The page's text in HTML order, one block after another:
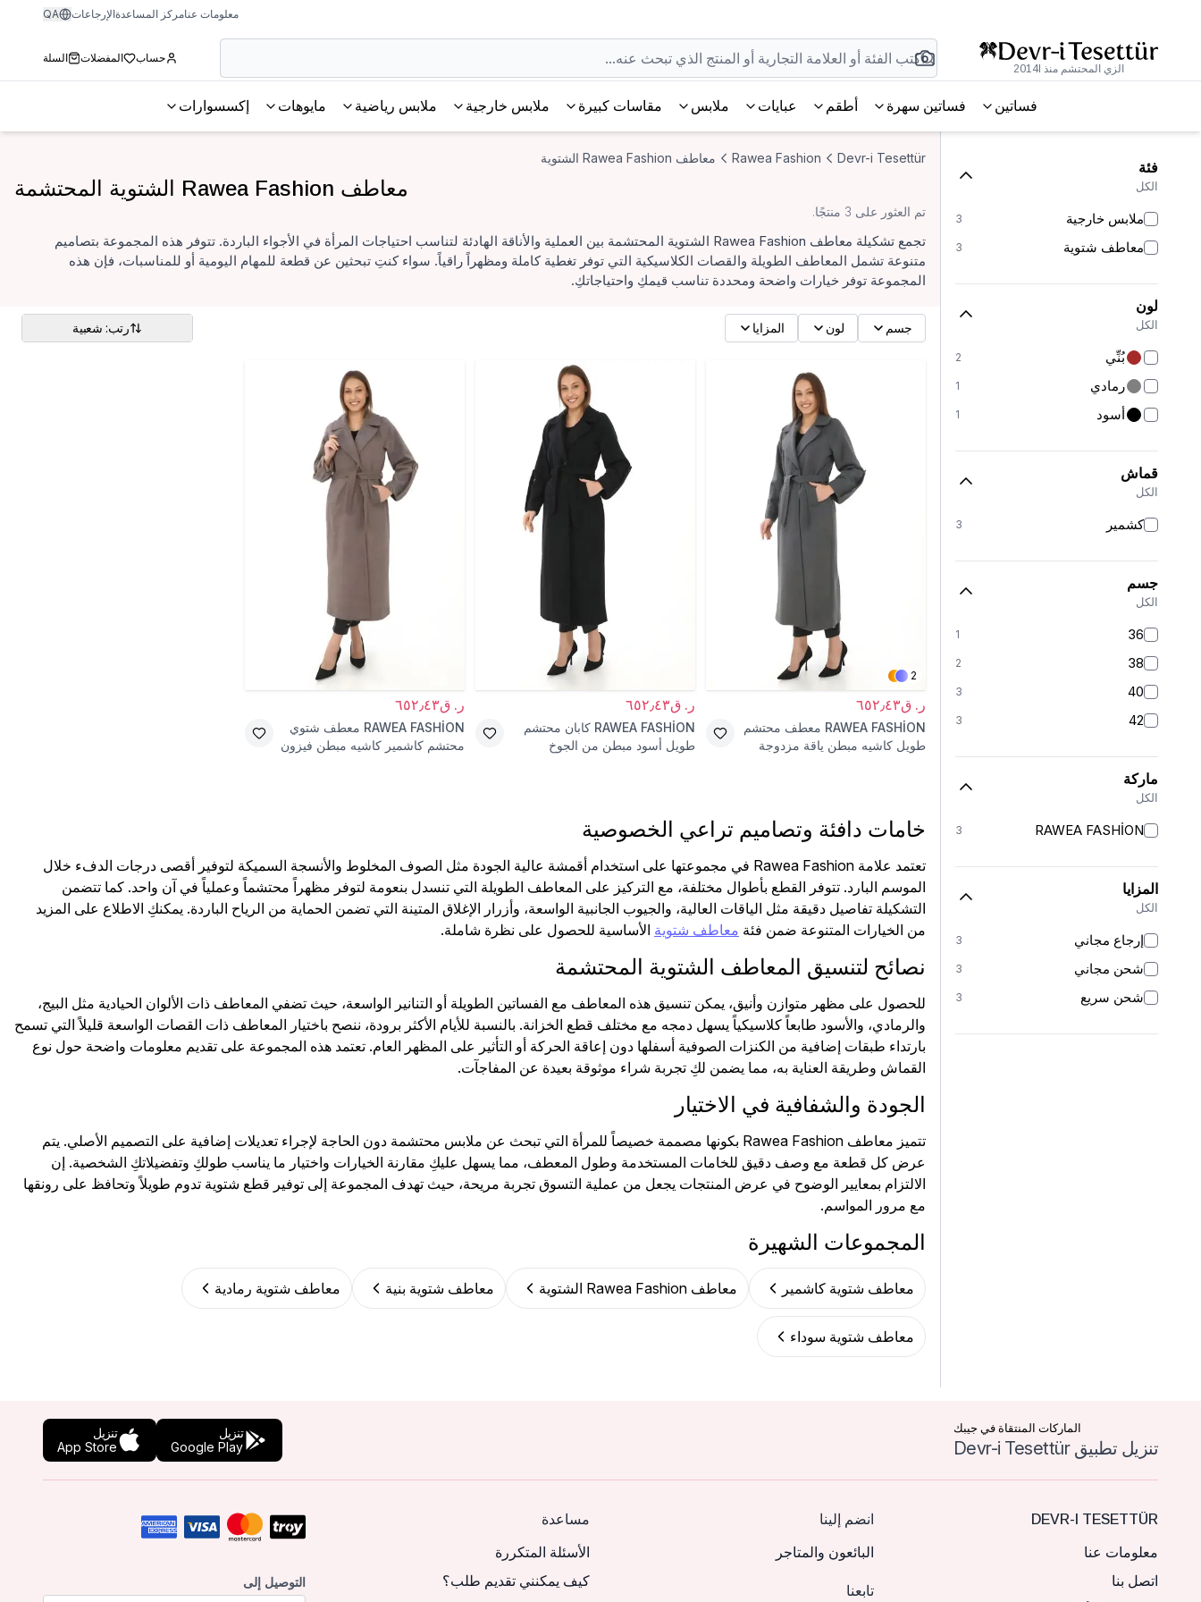
معلومات عنامركز المساعدةالإرجاعات QA
الزي المحتشم منذ 2014l
حساب المفضلات السلة
فساتين فساتين سهرة أطقم عبايات ملابس مقاسات كبيرة ملابس خارجية ملابس رياضية مايوهات إكسسوارات
فئة
الكل
ملابس خارجية 3
معاطف شتوية 3
لون
الكل
بُنِّي 2
رمادي 1
أسود 1
قماش
الكل
كشمير 3
جسم
الكل
36
1
38
2
40
3
42
3
ماركة
الكل
RAWEA FASHİON
3
المزايا
الكل
إرجاع مجاني 3
شحن مجاني 3
شحن سريع 3
Devr-i Tesettür
Rawea Fashion معاطف Rawea Fashion الشتوية
معاطف Rawea Fashion الشتوية المحتشمة
تم العثور على 3 منتجًا.
تجمع تشكيلة معاطف Rawea Fashion الشتوية المحتشمة بين العملية والأناقة الهادئة لتناسب احتياجات المرأة في الأجواء الباردة. تتوفر هذه المجموعة بتصاميم
متنوعة تشمل المعاطف الطويلة والقصات الكلاسيكية التي توفر تغطية كاملة ومظهراً راقياً. سواء كنتِ تبحثين عن قطعة للمهام اليومية أو للمناسبات، فإن هذه
المجموعة توفر خيارات واضحة ومحددة تناسب قيمكِ واحتياجاتكِ.
جسم لون المزايا رتب: شعبية
2
ر. ق٦٥٢٫٤٣
RAWEA FASHİON معطف محتشم
طويل كاشيه مبطن ياقة مزدوجة
ر. ق٦٥٢٫٤٣
RAWEA FASHİON كابان محتشم
طويل أسود مبطن من الجوخ
ر. ق٦٥٢٫٤٣
RAWEA FASHİON معطف شتوي
محتشم كاشمير كاشيه مبطن فيزون
خامات دافئة وتصاميم تراعي الخصوصية
تعتمد علامة Rawea Fashion في مجموعتها على استخدام أقمشة عالية الجودة مثل الصوف المخلوط والأنسجة السميكة لتوفير أقصى درجات الدفء خلال
الموسم البارد. تتوفر القطع بأطوال مختلفة، مع التركيز على المعاطف الطويلة التي تنسدل بنعومة لتوفر مظهراً محتشماً وعملياً في آن واحد. كما تتضمن
التشكيلة تفاصيل دقيقة مثل الياقات العالية، والجيوب الجانبية الواسعة، وأزرار الإغلاق المتينة التي تضمن الحماية من الرياح الباردة. يمكنكِ الاطلاع على المزيد
من الخيارات المتنوعة ضمن فئة معاطف شتوية الأساسية للحصول على نظرة شاملة.
نصائح لتنسيق المعاطف الشتوية المحتشمة
للحصول على مظهر متوازن وأنيق، يمكن تنسيق هذه المعاطف مع الفساتين الطويلة أو التنانير الواسعة، حيث تضفي المعاطف ذات الألوان الحيادية مثل البيج،
والرمادي، والأسود طابعاً كلاسيكياً يسهل دمجه مع مختلف قطع الخزانة. بالنسبة للأيام الأكثر برودة، ننصح باختيار المعاطف ذات القصات الواسعة قليلاً التي تسمح
بارتداء طبقات إضافية من الكنزات الصوفية أسفلها دون إعاقة الحركة أو التأثير على المظهر العام. تعتمد هذه المجموعة على تقديم معلومات واضحة حول نوع
القماش وطريقة العناية به، مما يضمن لكِ تجربة شراء موثوقة بعيدة عن المفاجآت.
الجودة والشفافية في الاختيار
تتميز معاطف Rawea Fashion بكونها مصممة خصيصاً للمرأة التي تبحث عن ملابس محتشمة دون الحاجة لإجراء تعديلات إضافية على التصميم الأصلي. يتم
عرض كل قطعة مع وصف دقيق للخامات المستخدمة وطول المعطف، مما يسهل عليكِ مقارنة الخيارات واختيار ما يناسب طولكِ وتفضيلاتكِ الشخصية. إن
الالتزام بمعايير الوضوح في عرض المنتجات يجعل من عملية التسوق تجربة مريحة، حيث تهدف المجموعة إلى توفير قطع شتوية تدوم طويلاً وتحافظ على رونقها
مع مرور المواسم.
المجموعات الشهيرة
معاطف شتوية كاشمير معاطف Rawea Fashion الشتوية معاطف شتوية بنية معاطف شتوية رمادية
معاطف شتوية سوداء
الماركات المنتقاة في جيبك
تنزيل تطبيق Devr-i Tesettür
تنزيل
Google Play
تنزيل
App Store
DEVR-I TESETTÜR
معلومات عنا
اتصل بنا
انضم إلينا
البائعون والمتاجر
تابعنا
مساعدة
الأسئلة المتكررة
كيف يمكنني تقديم طلب؟
التوصيل إلى